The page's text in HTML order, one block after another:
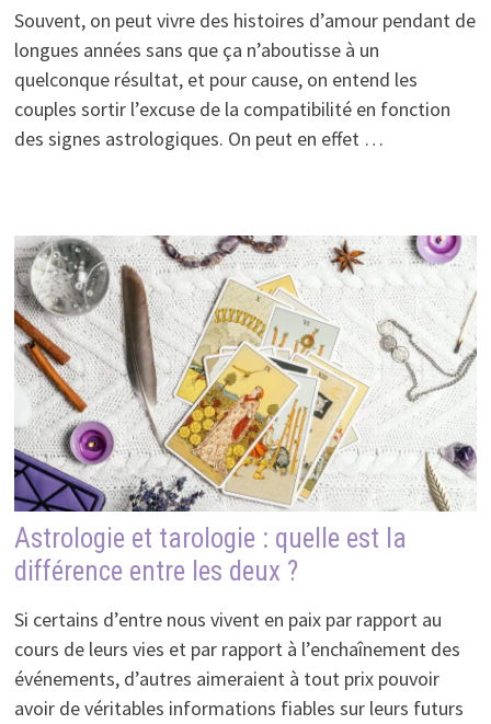
Souvent, on peut vivre des histoires d’amour pendant de
longues années sans que ça n’aboutisse à un
quelconque résultat, et pour cause, on entend les
couples sortir l’excuse de la compatibilité en fonction
des signes astrologiques. On peut en effet …
Astrologie et tarologie : quelle est la
différence entre les deux ?
Si certains d’entre nous vivent en paix par rapport au
cours de leurs vies et par rapport à l’enchaînement des
événements, d’autres aimeraient à tout prix pouvoir
avoir de véritables informations fiables sur leurs futurs